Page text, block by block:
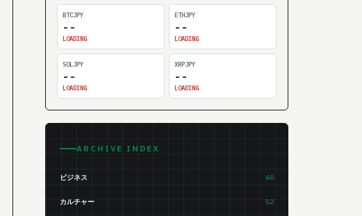
BTCJPY
--
LOADING
ETHJPY
--
LOADING
SOLJPY
--
LOADING
XRPJPY
--
LOADING
ARCHIVE INDEX
ビジネス 60
カルチャー 52